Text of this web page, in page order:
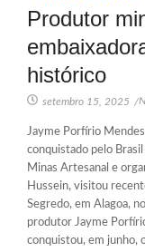
Produtor
histórico
setembro 15, 2025 /
Jayme Porfírio
conquistado pelo
Minas Artesanal e
Hussein, visitou
Segredo, em Alagoa,
produtor Jayme
conquistou, em junho,